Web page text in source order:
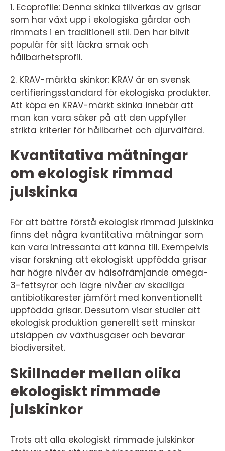
1. Ecoprofile: Denna skinka tillverkas av grisar
som har växt upp i ekologiska gårdar och
rimmats i en traditionell stil. Den har blivit
populär för sitt läckra smak och
hållbarhetsprofil.
2. KRAV-märkta skinkor: KRAV är en svensk
certifieringsstandard för ekologiska produkter.
Att köpa en KRAV-märkt skinka innebär att
man kan vara säker på att den uppfyller
strikta kriterier för hållbarhet och djurvälfärd.
Kvantitativa mätningar
om ekologisk rimmad
julskinka
För att bättre förstå ekologisk rimmad julskinka
finns det några kvantitativa mätningar som
kan vara intressanta att känna till. Exempelvis
visar forskning att ekologiskt uppfödda grisar
har högre nivåer av hälsofrämjande omega-
3-fettsyror och lägre nivåer av skadliga
antibiotikarester jämfört med konventionellt
uppfödda grisar. Dessutom visar studier att
ekologisk produktion generellt sett minskar
utsläppen av växthusgaser och bevarar
biodiversitet.
Skillnader mellan olika
ekologiskt rimmade
julskinkor
Trots att alla ekologiskt rimmade julskinkor